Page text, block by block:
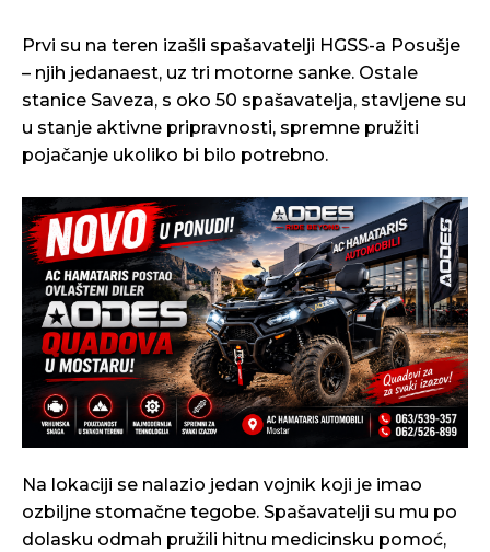
Prvi su na teren izašli spašavatelji HGSS-a Posušje
– njih jedanaest, uz tri motorne sanke. Ostale
stanice Saveza, s oko 50 spašavatelja, stavljene su
u stanje aktivne pripravnosti, spremne pružiti
pojačanje ukoliko bi bilo potrebno.
Na lokaciji se nalazio jedan vojnik koji je imao
ozbiljne stomačne tegobe. Spašavatelji su mu po
dolasku odmah pružili hitnu medicinsku pomoć,